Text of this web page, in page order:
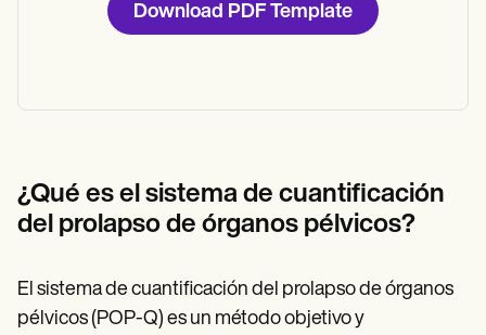
Download PDF Template
¿Qué es el sistema de cuantificación
del prolapso de órganos pélvicos?
El sistema de cuantificación del prolapso de órganos
pélvicos (POP-Q) es un método objetivo y